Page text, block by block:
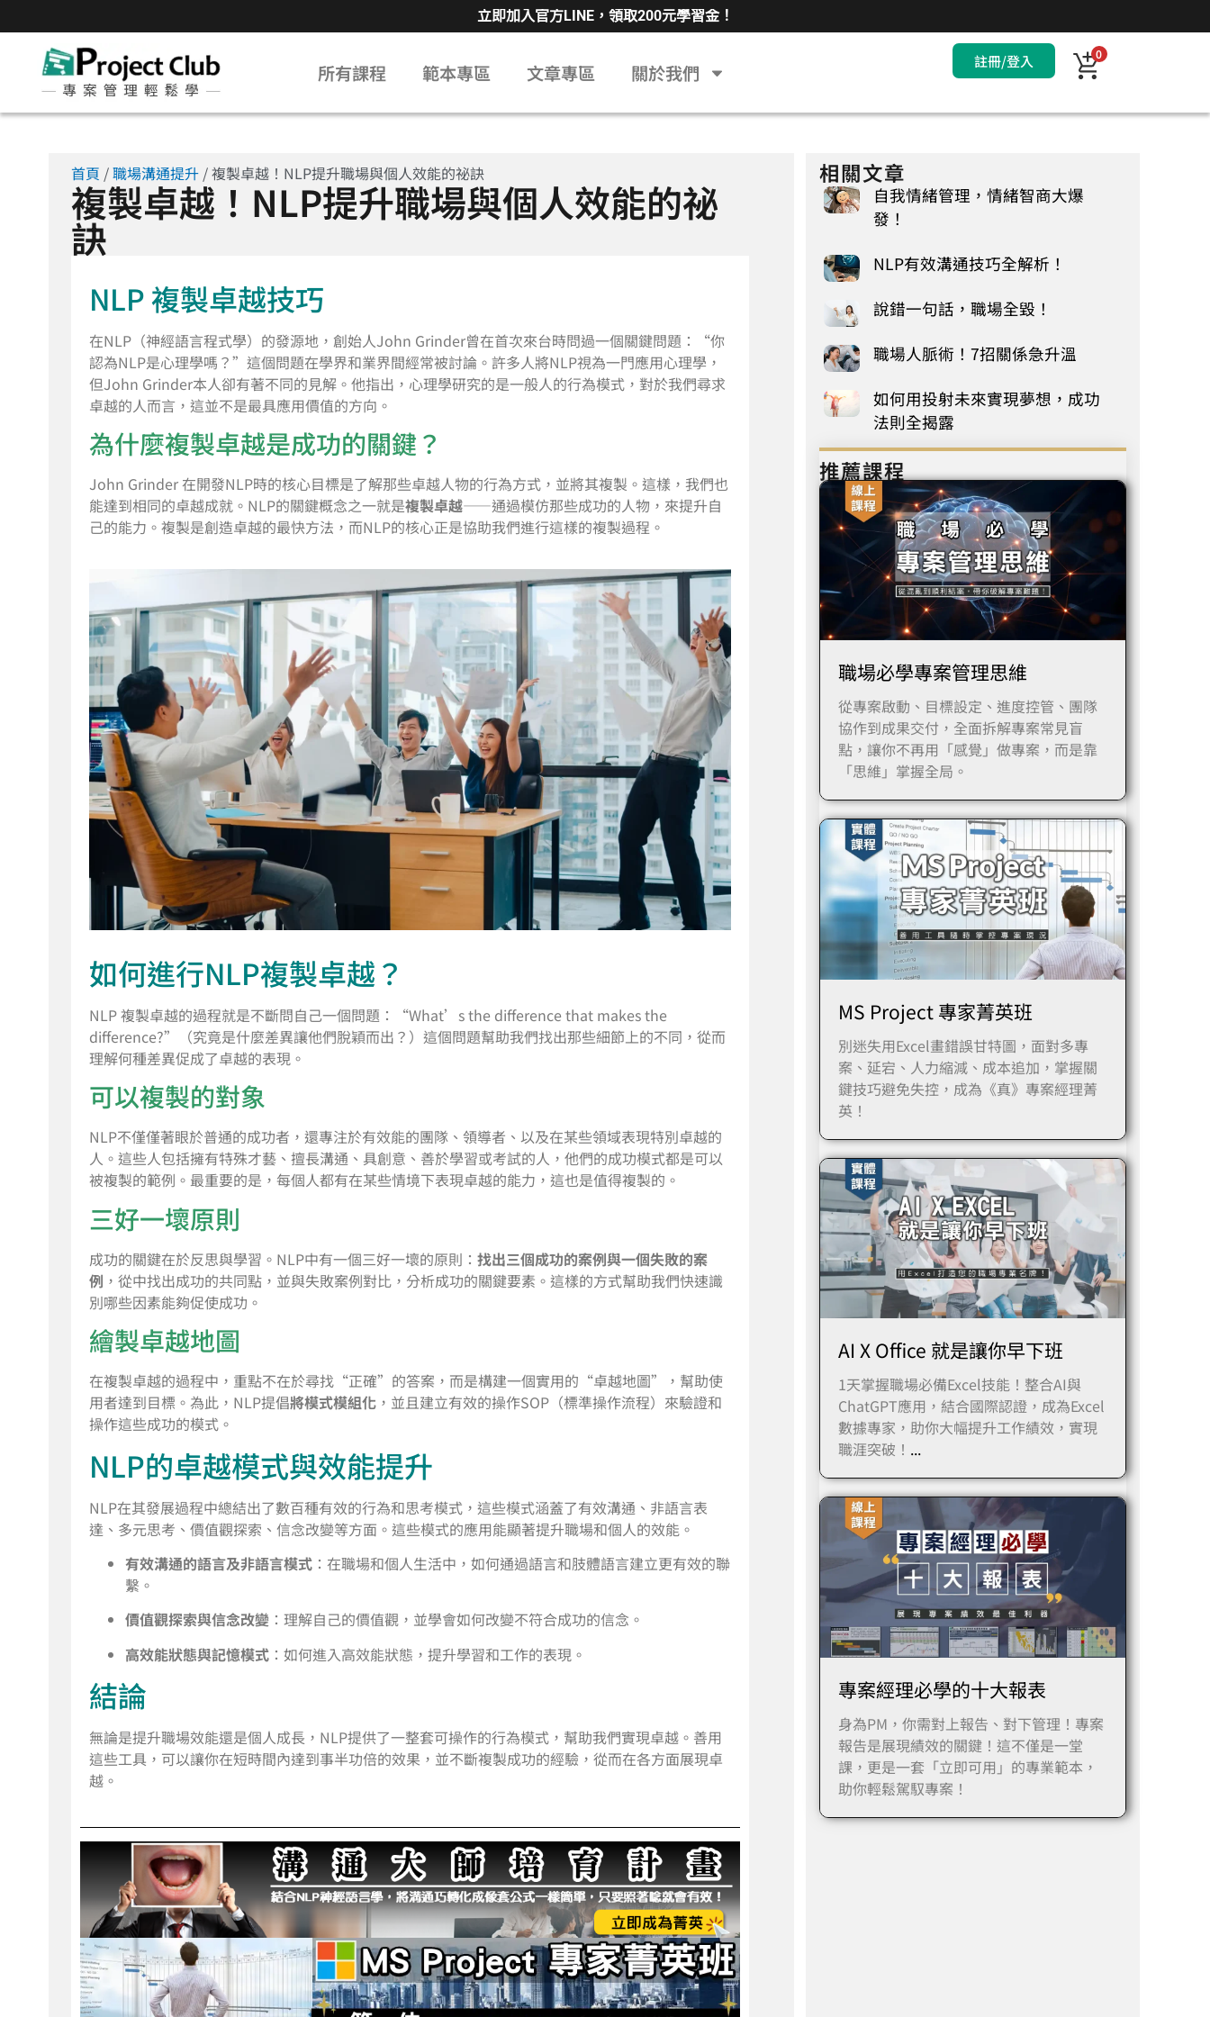
立即加入官方LINE，領取200元學習金！
所有課程 範本專區 文章專區 關於我們 註冊/登入 0
首頁 /職場溝通提升/ 複製卓越！NLP提升職場與個人效能的祕訣
複製卓越！NLP提升職場與個人效能的祕
訣
NLP 複製卓越技巧
在NLP（神經語言程式學）的發源地，創始人John Grinder曾在首次來台時問過一個關鍵問題：“你
認為NLP是心理學嗎？”這個問題在學界和業界間經常被討論。許多人將NLP視為一門應用心理學，
但John Grinder本人卻有著不同的見解。他指出，心理學研究的是一般人的行為模式，對於我們尋求
卓越的人而言，這並不是最具應用價值的方向。
為什麼複製卓越是成功的關鍵？
John Grinder 在開發NLP時的核心目標是了解那些卓越人物的行為方式，並將其複製。這樣，我們也
能達到相同的卓越成就。NLP的關鍵概念之一就是複製卓越——通過模仿那些成功的人物，來提升自
己的能力。複製是創造卓越的最快方法，而NLP的核心正是協助我們進行這樣的複製過程。
如何進行NLP複製卓越？
NLP 複製卓越的過程就是不斷問自己一個問題：“What’s the difference that makes the
difference?”（究竟是什麼差異讓他們脫穎而出？）這個問題幫助我們找出那些細節上的不同，從而
理解何種差異促成了卓越的表現。
可以複製的對象
NLP不僅僅著眼於普通的成功者，還專注於有效能的團隊、領導者、以及在某些領域表現特別卓越的
人。這些人包括擁有特殊才藝、擅長溝通、具創意、善於學習或考試的人，他們的成功模式都是可以
被複製的範例。最重要的是，每個人都有在某些情境下表現卓越的能力，這也是值得複製的。
三好一壞原則
成功的關鍵在於反思與學習。NLP中有一個三好一壞的原則： 找出三個成功的案例與一個失敗的案
例 ，從中找出成功的共同點，並與失敗案例對比，分析成功的關鍵要素。這樣的方式幫助我們快速識
別哪些因素能夠促使成功。
繪製卓越地圖
在複製卓越的過程中，重點不在於尋找“正確”的答案，而是構建一個實用的“卓越地圖”，幫助使
用者達到目標。為此，NLP提倡將模式模組化，並且建立有效的操作SOP（標準操作流程）來驗證和
操作這些成功的模式。
NLP的卓越模式與效能提升
NLP在其發展過程中總結出了數百種有效的行為和思考模式，這些模式涵蓋了有效溝通、非語言表
達、多元思考、價值觀探索、信念改變等方面。這些模式的應用能顯著提升職場和個人的效能。
有效溝通的語言及非語言模式：在職場和個人生活中，如何通過語言和肢體語言建立更有效的聯
繫。
價值觀探索與信念改變：理解自己的價值觀，並學會如何改變不符合成功的信念。
高效能狀態與記憶模式：如何進入高效能狀態，提升學習和工作的表現。
結論
無論是提升職場效能還是個人成長，NLP提供了一整套可操作的行為模式，幫助我們實現卓越。善用
這些工具，可以讓你在短時間內達到事半功倍的效果，並不斷複製成功的經驗，從而在各方面展現卓
越。
相關文章
自我情緒管理，情緒智商大爆
發！
NLP有效溝通技巧全解析！
說錯一句話，職場全毀！
職場人脈術！7招關係急升溫
如何用投射未來實現夢想，成功
法則全揭露
推薦課程
職場必學專案管理思維
從專案啟動、目標設定、進度控管、團隊
協作到成果交付，全面拆解專案常見盲
點，讓你不再用「感覺」做專案，而是靠
「思維」掌握全局。
MS Project 專家菁英班
別迷失用Excel畫錯誤甘特圖，面對多專
案、延宕、人力縮減、成本追加，掌握關
鍵技巧避免失控，成為《真》專案經理菁
英！
AI X Office 就是讓你早下班
1天掌握職場必備Excel技能！整合AI與
ChatGPT應用，結合國際認證，成為Excel
數據專家，助你大幅提升工作績效，實現
職涯突破！ ...
專案經理必學的十大報表
身為PM，你需對上報告、對下管理！專案
報告是展現績效的關鍵！這不僅是一堂
課，更是一套「立即可用」的專業範本，
助你輕鬆駕馭專案！